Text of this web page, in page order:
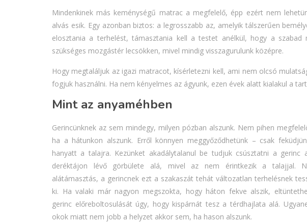
Mindenkinek más keménységű matrac a megfelelő, épp ezért nem
alvás esik. Egy azonban biztos: a legrosszabb az, amelyik tálszerűen
elosztania a terhelést, támasztania kell a testet anélkül, hogy a szabad
szükséges mozgástér lecsökken, mivel mindig visszagurulunk középre.
Hogy megtaláljuk az igazi matracot, kísérletezni kell, ami nem olcsó
fogjuk használni. Ha nem kényelmes az ágyunk, ezen évek alatt kialakul a
Mint az anyaméhben
Gerincünknek az sem mindegy, milyen pózban alszunk. Nem pihen
ha a hátunkon alszunk. Erről könnyen meggyőződhetünk – csak
hanyatt a talajra. Kezünket akadálytalanul be tudjuk csúsztatni a gerinc
deréktájon lévő görbülete alá, mivel az nem érintkezik a talajjal.
alátámasztás, a gerincnek ezt a szakaszát tehát változatlan terhelésnek
ki. Ha valaki már nagyon megszokta, hogy háton fekve alszik,
gerinc előreboltosulását úgy, hogy kispárnát tesz a térdhajlata alá.
okok miatt nem jobb a helyzet akkor sem, ha hason alszunk.